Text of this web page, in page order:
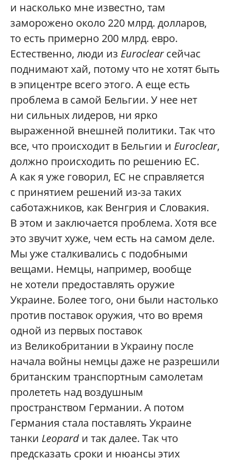
и насколько мне известно, там
заморожено около 220 млрд. долларов,
то есть примерно 200 млрд. евро.
Естественно, люди из Euroclearсейчас
поднимают хай, потому что не хотят быть
в эпицентре всего этого. А еще есть
проблема в самой Бельгии. У нее нет
ни сильных лидеров, ни ярко
выраженной внешней политики. Так что
все, что происходит в Бельгии и Euroclear,
должно происходить по решению ЕС.
А как я уже говорил, ЕС не справляется
с принятием решений из-за таких
саботажников, как Венгрия и Словакия.
В этом и заключается проблема. Хотя все
это звучит хуже, чем есть на самом деле.
Мы уже сталкивались с подобными
вещами. Немцы, например, вообще
не хотели предоставлять оружие
Украине. Более того, они были настолько
против поставок оружия, что во время
одной из первых поставок
из Великобритании в Украину после
начала войны немцы даже не разрешили
британским транспортным самолетам
пролететь над воздушным
пространством Германии. А потом
Германия стала поставлять Украине
танки Leopard и так далее. Так что
предсказать сроки и нюансы этих